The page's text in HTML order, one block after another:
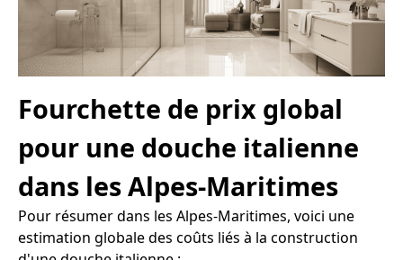
Fourchette de prix global
pour une douche italienne
dans les Alpes-Maritimes
Pour résumer dans les Alpes-Maritimes, voici une
estimation globale des coûts liés à la construction